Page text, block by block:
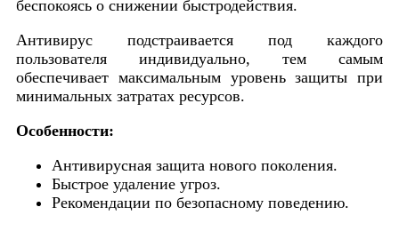
беспокоясь о снижении быстродействия.
Антивирус подстраивается под каждого
пользователя индивидуально, тем самым
обеспечивает максимальным уровень защиты при
минимальных затратах ресурсов.
Особенности:
Антивирусная защита нового поколения.
Быстрое удаление угроз.
Рекомендации по безопасному поведению.